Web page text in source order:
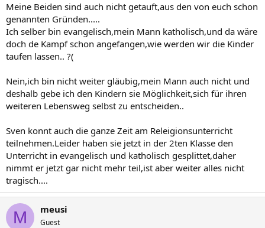
Meine Beiden sind auch nicht getauft,aus den von euch schon
genannten Gründen.....
Ich selber bin evangelisch,mein Mann katholisch,und da wäre
doch de Kampf schon angefangen,wie werden wir die Kinder
taufen lassen.. ?(
Nein,ich bin nicht weiter gläubig,mein Mann auch nicht und
deshalb gebe ich den Kindern sie Möglichkeit,sich für ihren
weiteren Lebensweg selbst zu entscheiden..
Sven konnt auch die ganze Zeit am Releigionsunterricht
teilnehmen.Leider haben sie jetzt in der 2ten Klasse den
Unterricht in evangelisch und katholisch gesplittet,daher
nimmt er jetzt gar nicht mehr teil,ist aber weiter alles nicht
tragisch....
M meusi
Guest